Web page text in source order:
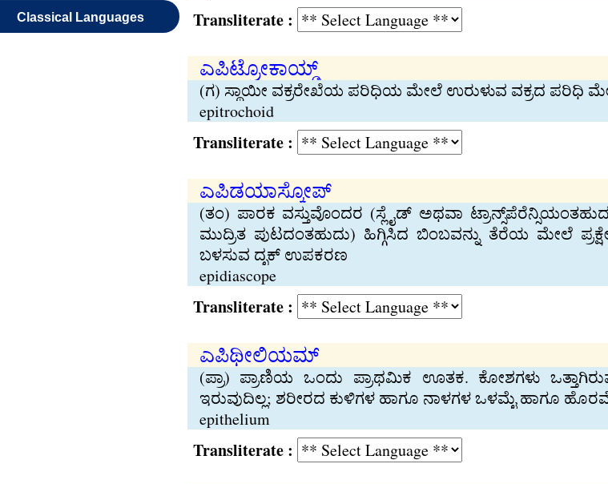
Classical Languages Transliterate :
ಎಪಿಟ್ರೋಕಾಯ್ಡ್
(ಗ) ಸ್ಥಾಯೀ ವಕ್ರರೇಖೆಯ ಪರಿಧಿಯ ಮೇಲೆ ಉರುಳುವ ವಕ್ರದ ಪರಿಧಿ
epitrochoid
Transliterate :
ಎಪಿಡಯಾಸ್ಕೋಪ್
(ತಂ) ಪಾರಕ ವಸ್ತುವೊಂದರ (ಸ್ಲೈಡ್ ಅಥವಾ
ಮುದ್ರಿತ ಪುಟದಂತಹುದು) ಹಿಗ್ಗಿಸಿದ ಬಿಂಬವನ್ನು ತೆರೆಯ ಮೇಲೆ
ಬಳಸುವ ದೃಕ್ ಉಪಕರಣ
epidiascope
Transliterate :
ಎಪಿಥೀಲಿಯಮ್
(ಪ್ರಾ) ಪ್ರಾಣಿಯ ಒಂದು ಪ್ರಾಥಮಿಕ ಊತಕ. ಕೋಶಗಳು
ಇರುವುದಿಲ್ಲ; ಶರೀರದ ಕುಳಿಗಳ ಹಾಗೂ ನಾಳಗಳ ಒಳಮೈ ಹಾಗೂ
epithelium
Transliterate :